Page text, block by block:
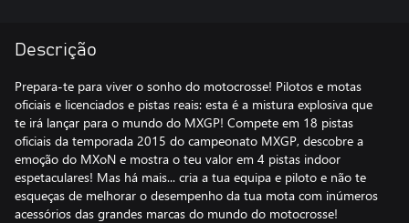
Descrição
Prepara-te para viver o sonho do motocrosse! Pilotos e motas
oficiais e licenciados e pistas reais: esta é a mistura explosiva que
te irá lançar para o mundo do MXGP! Compete em 18 pistas
oficiais da temporada 2015 do campeonato MXGP, descobre a
emoção do MXoN e mostra o teu valor em 4 pistas indoor
espetaculares! Mas há mais... cria a tua equipa e piloto e não te
esqueças de melhorar o desempenho da tua mota com inúmeros
acessórios das grandes marcas do mundo do motocrosse!